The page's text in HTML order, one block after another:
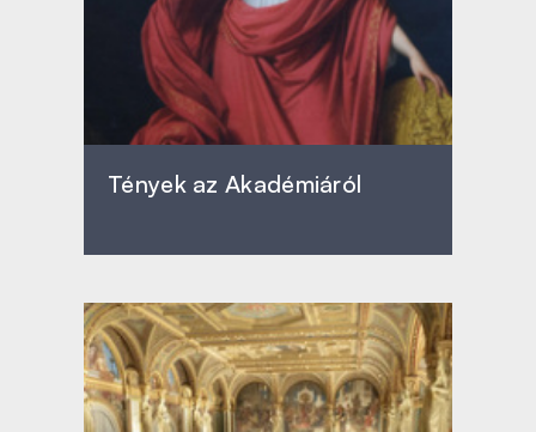
Tények az Akadémiáról